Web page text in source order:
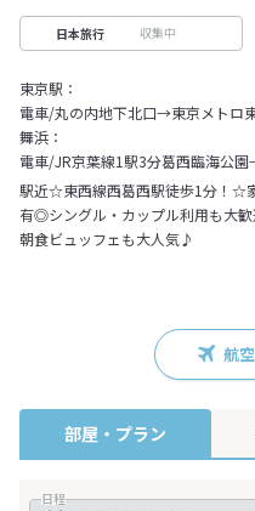
日本旅行 収集中
東京駅：
電車/丸の内地下北口→東京メトロ
舞浜：
電車/JR京葉線1駅3分葛西臨海公
駅近☆東西線西葛西駅徒歩1分！☆
有◎シングル・カップル利用も
朝食ビュッフェも大人気♪
航
部屋・プラン
日程